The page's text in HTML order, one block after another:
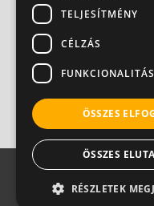
A
Dr. Bodnár
TELJESÍTMÉNY
CÉLZÁS
FUNKCIONALITÁS
ÖSSZES
ÖSSZES
RÉSZLETEK